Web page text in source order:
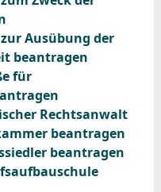
Ausübung der
beantragen
für
Rechtsanwalt
beantragen
beantragen